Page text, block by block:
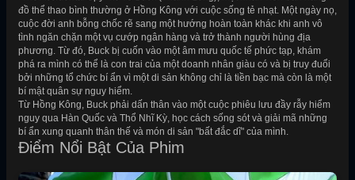
đồ thể thao bình thường ở Hồng Kông với cuộc sống tẻ nhạt. Một ngày nọ,
cuộc đời anh bỗng chốc rẽ sang một hướng hoàn toàn khác khi anh vô
tình ngăn chặn một vụ cướp ngân hàng và trở thành người hùng địa
phương. Từ đó, Buck bị cuốn vào một âm mưu quốc tế phức tạp, khám
phá ra mình có thể là con trai của một doanh nhân giàu có và bị truy đuổi
bởi những tổ chức bí ẩn vì một di sản không chỉ là tiền bạc mà còn là một
bí mật quân sự nguy hiểm.
Từ Hồng Kông, Buck phải dấn thân vào một cuộc phiêu lưu đầy rẫy hiểm
nguy qua Hàn Quốc và Thổ Nhĩ Kỳ, học cách sống sót và giải mã những
bí ẩn xung quanh thân thế và món di sản "bất đắc dĩ" của mình.
Điểm Nổi Bật Của Phim